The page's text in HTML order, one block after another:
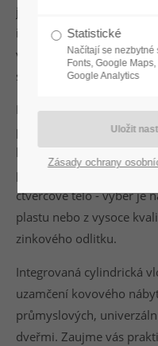
jedná o klasiku pro
řemeslných podnicích. Ať
výrobní provozy nebo
standardem, protože
Naše velkoplošné zámky
provedeních, takže je lze
konceptu. Rukojeť lze
problémů posouvat a
čtvercové tělo - výběr je
plastu nebo z vysoce
zinkového odlitku.
Integrovaná cylindrická
uzamčení kovového
průmyslových,
dveřmi. Zaujme vás
Statistické
Načítají se
Fonts, Google
Google Analytics
Zásady ochrany